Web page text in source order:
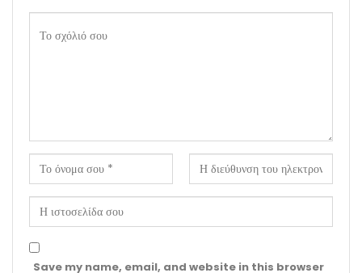
Save my name, email, and website in this browser